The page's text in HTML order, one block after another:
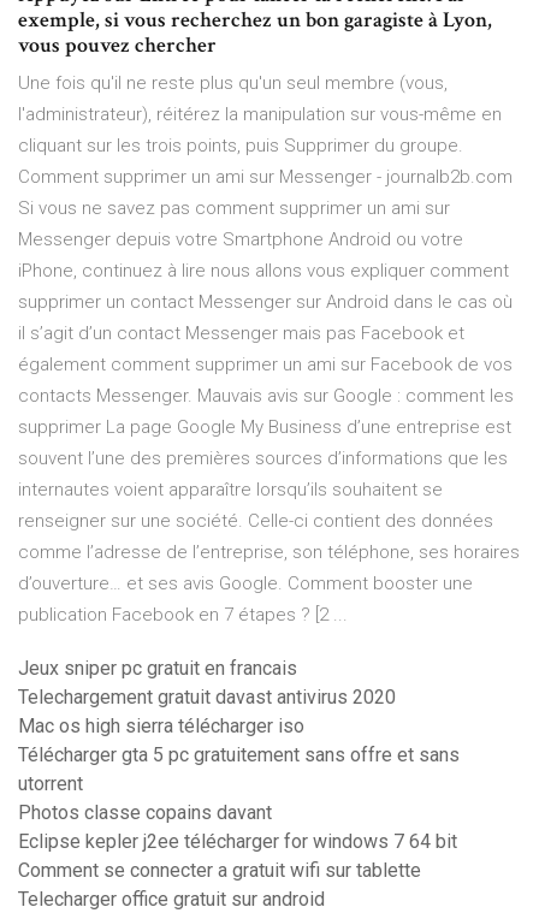
exemple, si vous recherchez un bon garagiste à Lyon,
vous pouvez chercher
Une fois qu'il ne reste plus qu'un seul membre (vous,
l'administrateur), réitérez la manipulation sur vous-même en
cliquant sur les trois points, puis Supprimer du groupe.
Comment supprimer un ami sur Messenger - journalb2b.com
Si vous ne savez pas comment supprimer un ami sur
Messenger depuis votre Smartphone Android ou votre
iPhone, continuez à lire nous allons vous expliquer comment
supprimer un contact Messenger sur Android dans le cas où
il s’agit d’un contact Messenger mais pas Facebook et
également comment supprimer un ami sur Facebook de vos
contacts Messenger. Mauvais avis sur Google : comment les
supprimer La page Google My Business d’une entreprise est
souvent l’une des premières sources d’informations que les
internautes voient apparaître lorsqu’ils souhaitent se
renseigner sur une société. Celle-ci contient des données
comme l’adresse de l’entreprise, son téléphone, ses horaires
d’ouverture… et ses avis Google. Comment booster une
publication Facebook en 7 étapes ? [2 ...
Jeux sniper pc gratuit en francais
Telechargement gratuit davast antivirus 2020
Mac os high sierra télécharger iso
Télécharger gta 5 pc gratuitement sans offre et sans
utorrent
Photos classe copains davant
Eclipse kepler j2ee télécharger for windows 7 64 bit
Comment se connecter a gratuit wifi sur tablette
Telecharger office gratuit sur android